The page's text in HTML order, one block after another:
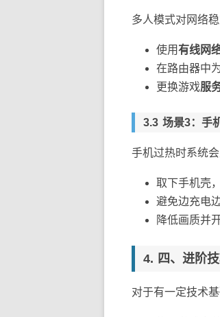
多人模式对网络
使用有线网
在路由器中
更换游戏服
场景3：手
手机过热时系统
取下手机壳
避免边充电
降低画质并
四、进阶
对于有一定技术